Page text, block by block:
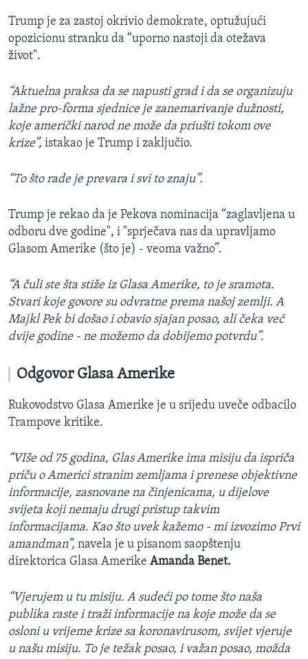
Trump je za zastoj okrivio demokrate, optužujući
opozicionu stranku da “uporno nastoji da otežava
život".
“Aktuelna praksa da se napusti grad i da se organizuju
lažne pro-forma sjednice je zanemarivanje dužnosti,
koje američki narod ne može da priušti tokom ove
krize”, istakao je Trump i zaključio.
“To što rade je prevara i svi to znaju”.
Trump je rekao da je Pekova nominacija “zaglavljena u
odboru dve godine", i "sprječava nas da upravljamo
Glasom Amerike (što je) - veoma važno”.
“A čuli ste šta stiže iz Glasa Amerike, to je sramota.
Stvari koje govore su odvratne prema našoj zemlji. A
Majkl Pek bi došao i obavio sjajan posao, ali čeka već
dvije godine - ne možemo da dobijemo potvrdu”.
Odgovor Glasa Amerike
Rukovodstvo Glasa Amerike je u srijedu uveče odbacilo
Trampove kritike.
“VIše od 75 godina, Glas Amerike ima misiju da ispriča
priču o Americi stranim zemljama i prenese objektivne
informacije, zasnovane na činjenicama, u dijelove
svijeta koji nemaju drugi pristup takvim
informacijama. Kao što uvek kažemo - mi izvozimo Prvi
amandman”, navela je u pisanom saopštenju
direktorica Glasa Amerike Amanda Benet.
“Vjerujem u tu misiju. A sudeći po tome što naša
publika raste i traži informacije na koje može da se
osloni u vrijeme krize sa koronavirusom, svijet vjeruje
u našu misiju. To je težak posao, i važan posao, možda